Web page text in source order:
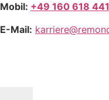
Mobil: +49 160 618
E-Mail: